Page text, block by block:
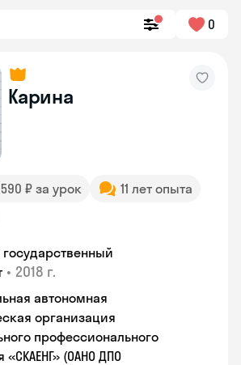
0
Карина
₽ за урок
11 лет опыта
• 2018 г.
автономная
организация
профессионального
«СКАЕНГ» (ОАНО ДПО